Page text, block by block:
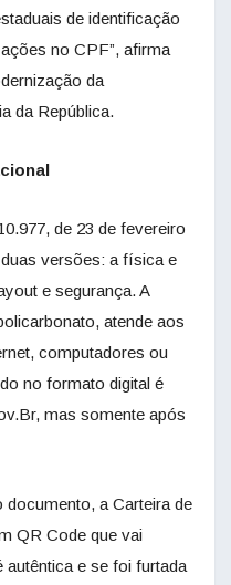
de identificação
no CPF”, afirma
da
da República.
de 23 de fevereiro
versões: a física e
e segurança. A
atende aos
computadores ou
no formato digital é
mas somente após
documento, a Carteira de
QR Code que vai
autêntica e se foi furtada